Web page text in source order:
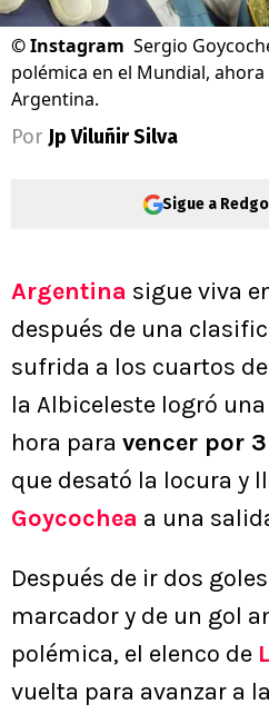
©Instagram Sergio
polémica en el Mundial,
Argentina.
Por Jp Viluñir Silva
Sigue a
Argentina sigue viva
después de una
sufrida a los cuartos
la Albiceleste logró
hora para vencer por
que desató la locura y
Goycochea a una
Después de ir dos
marcador y de un gol
polémica, el elenco de
vuelta para avanzar a